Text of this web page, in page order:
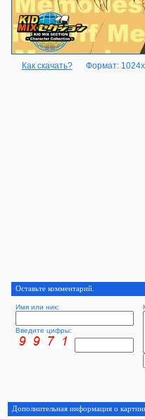
Как скачать? Формат:
Оставьте комментарий.
Имя или ник:
Введите цифры:
Дополнительная информация о